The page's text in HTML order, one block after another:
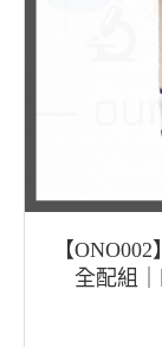
【
全配組